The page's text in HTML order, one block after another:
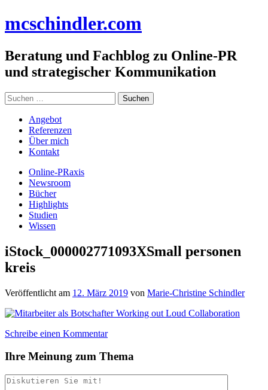
Inhalt
mcschindler.com
Beratung und Fachblog zu Online-PR
und strategischer Kommunikation
Suchen
nach:
Angebot
Referenzen
Über mich
Kontakt
Online-PRaxis
Newsroom
Bücher
Highlights
Studien
Wissen
iStock_000002771093XSmall personen
kreis
Veröffentlicht am 12. März 2019 von Marie-Christine Schindler
Schreibe einen Kommentar
Ihre Meinung zum Thema